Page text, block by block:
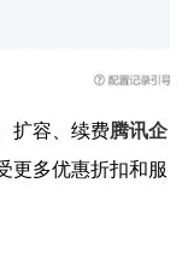
扩容、续费腾讯企
更多优惠折扣和服